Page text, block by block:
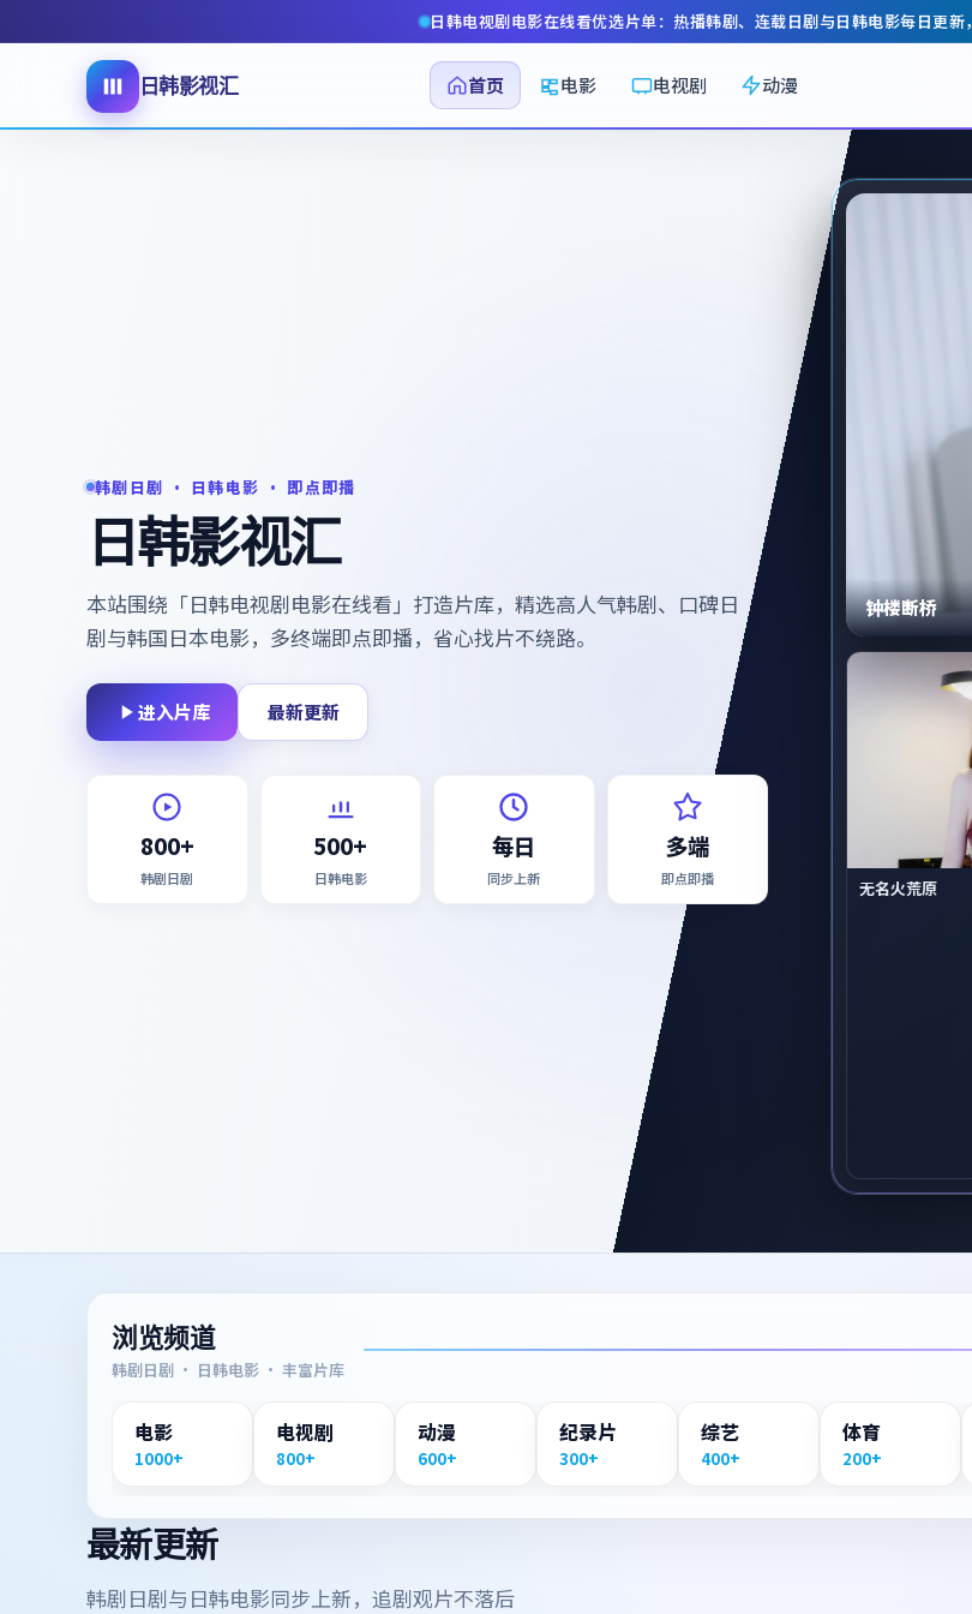
日韩电视剧电影在线看优选片单：热播韩剧、连载日剧与日韩电影每日更新，
日韩影视汇 首页 电影 电视剧 动漫
韩剧日剧 · 日韩电影 · 即点即播
日韩影视汇
本站围绕「日韩电视剧电影在线看 」打造片库，精选高人气韩剧、口碑日
剧与韩国日本电影，多终端即点即播，省心找片不绕路。
进入片库 最新更新
800+
韩剧日剧
500+
日韩电影
每日
同步上新
多端
即点即播
钟楼断桥
无名火荒原
浏览频道
韩剧日剧 · 日韩电影 · 丰富片库
电影
1000+
电视剧
800+
动漫
600+
纪录片
300+
综艺
400+
体育
200+
最新更新
韩剧日剧与日韩电影同步上新，追剧观片不落后